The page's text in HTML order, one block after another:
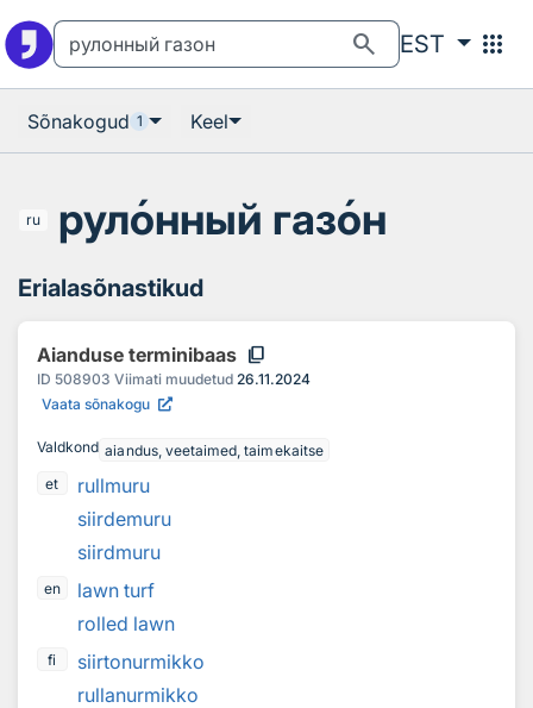
search EST apps
Sõnakogud 1 Keel
ru рулонный газон
Erialasõnastikud
Aianduse terminibaas content_copy
ID 508903 Viimati muudetud 26.11.2024
Vaata sõnakogu
Valdkond aiandus, veetaimed, taimekaitse
et
rullmuru
siirdemuru
siirdmuru
en
lawn turf
rolled lawn
fi
siirtonurmikko
rullanurmikko